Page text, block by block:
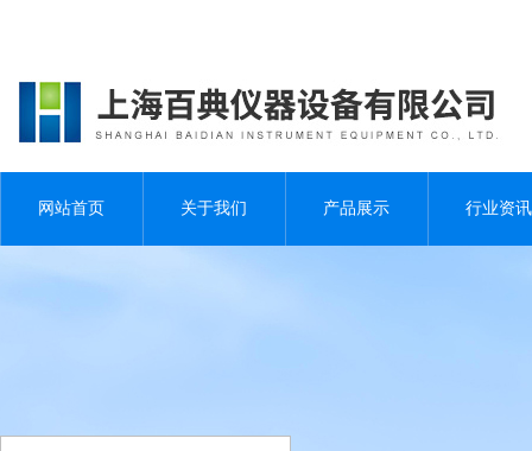
网站首页 关于我们 产品展示 行业资讯